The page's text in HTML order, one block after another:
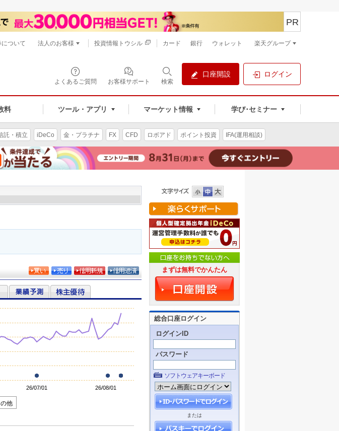
よくあるご質問 お客様サポート 検索
口座開設 ログイン
料 ツール・アプリ マーケット情報 学び･セミナー
PR
ついて 法人のお客様 投資情報トウシル カード 銀行 ウォレット 楽天グループ
託・積立 iDeCo 金・プラチナ FX CFD ロボアド ポイント投資 IFA(運用相談)
まずは無料でかんたん
総合口座ログイン
ログインID
パスワード
ソフトウェアキーボード
または